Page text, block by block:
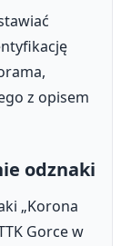
z opisem
odznaki
„Korona
Gorce w